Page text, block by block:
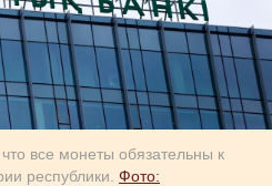
все монеты обязательны к
республики. Фото: